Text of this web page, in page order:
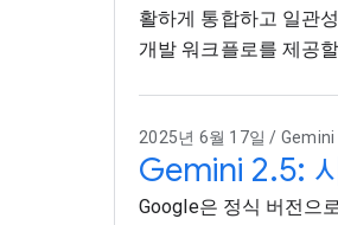
활하게 통합하고 일관
개발 워크플로를 제공
2025년 6월 17일 / Gemini
Gemini 2.5:
Google은 정식 버전으